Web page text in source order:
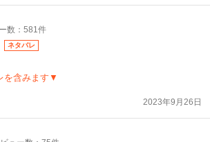
数：581件
ネタバレ
を含みます▼
2023年9月26日